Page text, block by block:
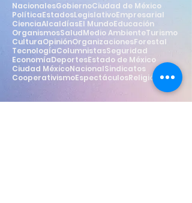
NacionalesGobiernoCiudad de México
PolíticaEstadosLegislativoEmpresarial
CienciaAlcaldíasEl MundoEducación
OrganismosSaludMedio AmbienteTurismo
CulturaOpiniónOrganizacionesForestal
TecnologíaColumnistasSeguridad
EconomíaDeportesEstado de México
Ciudad MéxicoNacionalSindicatos
CooperativismoEspectáculosReligión Estilo